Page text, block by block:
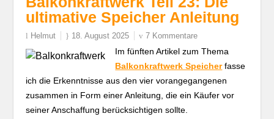
ultimative Speicher Anleitung
Helmut 18. August 2025 7 Kommentare
Im fünften Artikel zum Thema
Balkonkraftwerk Speicherfasse
ich die Erkenntnisse aus den vier vorangegangenen
zusammen in Form einer Anleitung, die ein Käufer vor
seiner Anschaffung berücksichtigen sollte.